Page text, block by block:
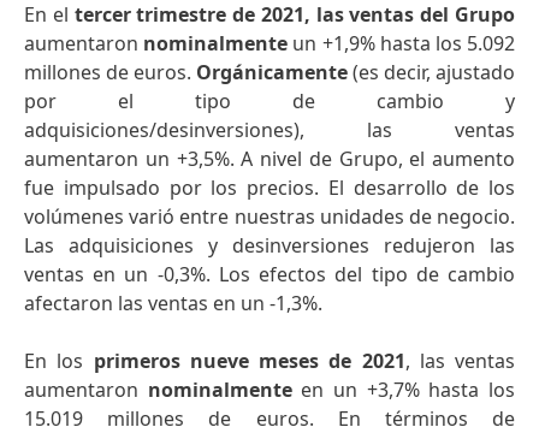
En el tercer trimestre de 2021, las ventas del Grupo
aumentaron nominalmente un +1,9% hasta los 5.092
millones de euros. Orgánicamente(es decir, ajustado
por el tipo de cambio y
adquisiciones/desinversiones), las ventas
aumentaron un +3,5%. A nivel de Grupo, el aumento
fue impulsado por los precios. El desarrollo de los
volúmenes varió entre nuestras unidades de negocio.
Las adquisiciones y desinversiones redujeron las
ventas en un -0,3%. Los efectos del tipo de cambio
afectaron las ventas en un -1,3%.
En los primeros nueve meses de 2021, las ventas
aumentaron nominalmenteen un +3,7% hasta los
15.019 millones de euros. En términos de